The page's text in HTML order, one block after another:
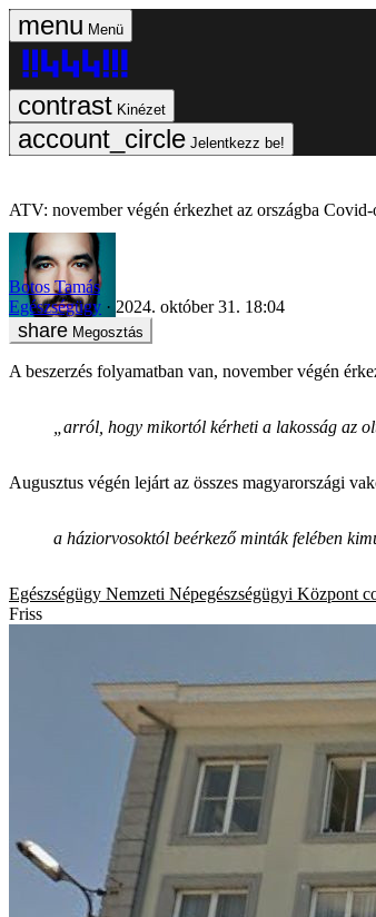
Menü
Kinézet
Jelentkezz be!
ATV: november végén érkezhet az országba Covid-
Botos Tamás
Egészségügy
2024. október 31. 18:04
Megosztás
A beszerzés folyamatban van, november végén
„arról, hogy mikortól kérheti a lakosság az
Augusztus végén lejárt az összes magyarországi
a háziorvosoktól beérkező minták felében
Egészségügy Nemzeti Népegészségügyi Központ
Friss